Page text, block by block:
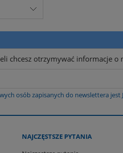
chcesz otrzymywać informacje o
osób zapisanych do newslettera jest
NAJCZĘSTSZE PYTANIA